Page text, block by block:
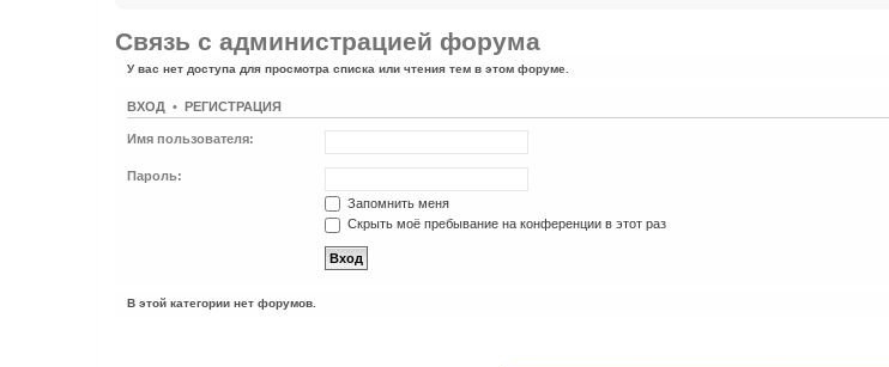
Связь с администрацией форума
У вас нет доступа для просмотра списка или чтения тем в этом форуме.
ВХОД • РЕГИСТРА ЦИЯ
Имя пользователя:
Пароль:
Запомнить меня
Скрыть моё пребывание на конференции в этот раз
В этой категории нет форумов.